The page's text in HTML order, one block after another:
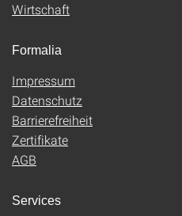
Wirtschaft
Formalia
Impressum
Datenschutz
Barrierefreiheit
Zertifikate
AGB
Services